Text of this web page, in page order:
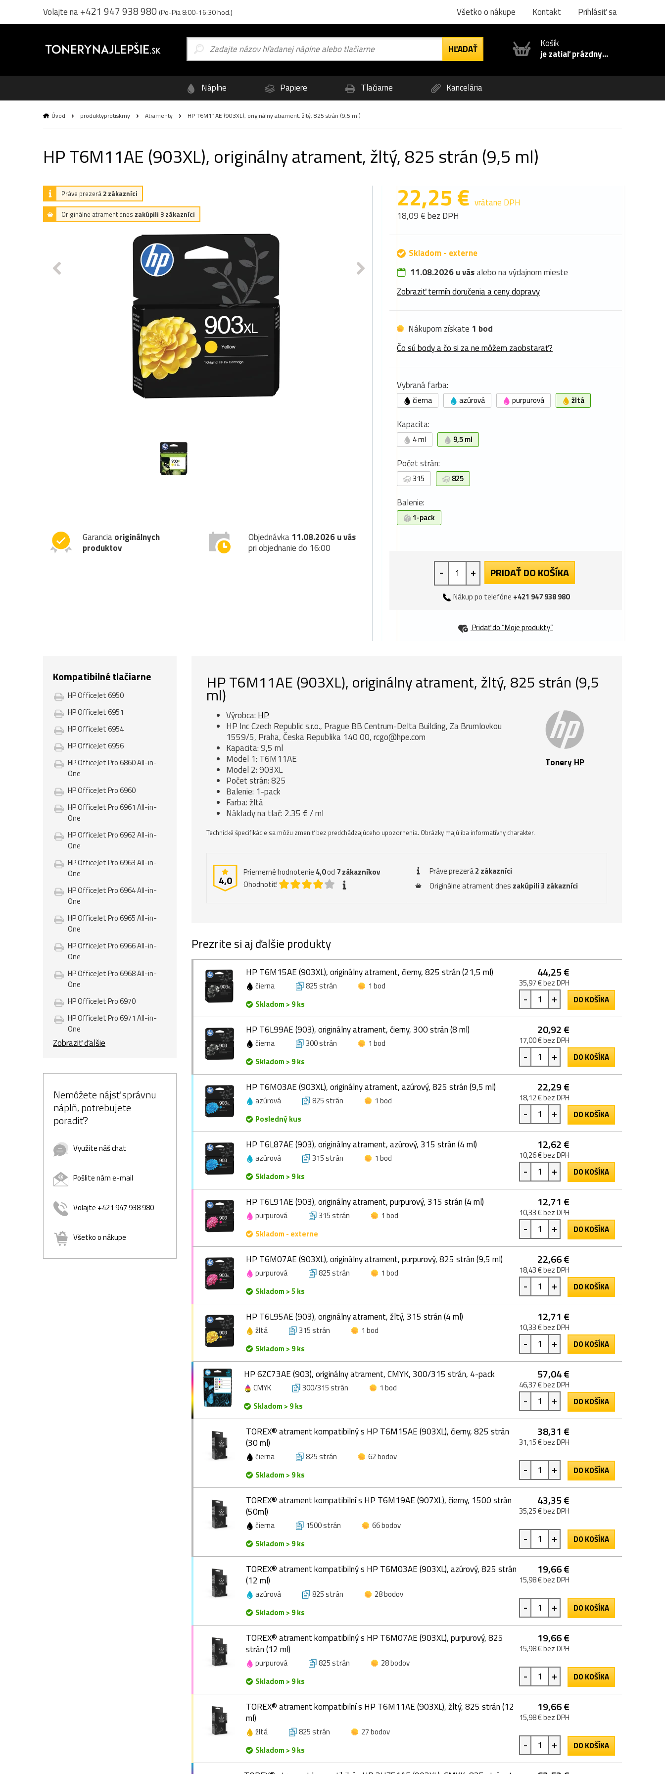
Volajte na+421 947 938 980 (Po-Pia 8:00-16:30 hod.) Všetko o nákupe Kontakt Prihlásiť sa
Košík
je zatiaľ prázdny...
Náplne Papiere Tlačiarne Kancelária
Úvod produktyprotiskrny Atramenty HP T6M11AE (903XL), originálny atrament, žltý, 825 strán (9,5 ml)
HP T6M11AE (903XL), originálny atrament, žltý, 825 strán (9,5 ml)
Práve prezerá 2 zákazníci
Originálne atrament dnes zakúpili 3 zákazníci
Garanciaoriginálnych
produktov
Objednávka11.08.2026 u vás
pri objednanie do 16:00
22,25 € vrátane DPH
18,09 € bez DPH
Skladom - externe
11.08.2026 u vásalebo na výdajnom mieste
Zobraziť termín doručenia a ceny dopravy
Nákupom získate 1 bod
Čo sú body a čo si za ne môžem zaobstarať?
Vybraná farba:
čierna azúrová purpurová žltá
Kapacita:
4 ml 9,5 ml
Počet strán:
315 825
Balenie:
1-pack
- + PRIDAŤ DO KOŠÍKA
Nákup po telefóne +421 947 938 980
Pridať do “Moje produkty”
Kompatibilné tlačiarne
HP OfficeJet 6950
HP OfficeJet 6951
HP OfficeJet 6954
HP OfficeJet 6956
HP OfficeJet Pro 6860 All-in-
One
HP OfficeJet Pro 6960
HP OfficeJet Pro 6961 All-in-
One
HP OfficeJet Pro 6962 All-in-
One
HP OfficeJet Pro 6963 All-in-
One
HP OfficeJet Pro 6964 All-in-
One
HP OfficeJet Pro 6965 All-in-
One
HP OfficeJet Pro 6966 All-in-
One
HP OfficeJet Pro 6968 All-in-
One
HP OfficeJet Pro 6970
HP OfficeJet Pro 6971 All-in-
One
Zobraziť ďalšie
Nemôžete nájsť správnu
náplň, potrebujete
poradiť?
Využite náš chat
Pošlite nám e-mail
Volajte +421 947 938 980
Všetko o nákupe
HP T6M11AE (903XL), originálny atrament, žltý, 825 strán (9,5
ml)
Tonery HP
Výrobca: HP
HP Inc Czech Republic s.r.o., Prague BB Centrum-Delta Building, Za Brumlovkou
1559/5, Praha, Česka Republika 140 00, rcgo@hpe.com
Kapacita: 9,5 ml
Model 1: T6M11AE
Model 2: 903XL
Počet strán: 825
Balenie: 1-pack
Farba: žltá
Náklady na tlač: 2.35 € / ml
Technické špecifikácie sa môžu zmeniť bez predchádzajúceho upozornenia. Obrázky majú iba informatívny charakter.
4,0
Priemerné hodnotenie 4,0od 7zákazníkov
Ohodnotiť:
Práve prezerá2 zákazníci
Originálne atrament dnes zakúpili 3 zákazníci
Prezrite si aj ďalšie produkty
HP T6M15AE (903XL), originálny atrament, čierny, 825 strán (21,5 ml)
čierna 825 strán
1 bod
Skladom > 9 ks
44,25 €
35,97 € bez DPH
- + DO KOŠÍKA
HP T6L99AE (903), originálny atrament, čierny, 300 strán (8 ml)
čierna 300 strán
1 bod
Skladom > 9 ks
20,92 €
17,00 € bez DPH
- + DO KOŠÍKA
HP T6M03AE (903XL), originálny atrament, azúrový, 825 strán (9,5 ml)
azúrová 825 strán
1 bod
Posledný kus
22,29 €
18,12 € bez DPH
- + DO KOŠÍKA
HP T6L87AE (903), originálny atrament, azúrový, 315 strán (4 ml)
azúrová 315 strán
1 bod
Skladom > 9 ks
12,62 €
10,26 € bez DPH
- + DO KOŠÍKA
HP T6L91AE (903), originálny atrament, purpurový, 315 strán (4 ml)
purpurová 315 strán
1 bod
Skladom - externe
12,71 €
10,33 € bez DPH
- + DO KOŠÍKA
HP T6M07AE (903XL), originálny atrament, purpurový, 825 strán (9,5 ml)
purpurová 825 strán
1 bod
Skladom > 5 ks
22,66 €
18,43 € bez DPH
- + DO KOŠÍKA
HP T6L95AE (903), originálny atrament, žltý, 315 strán (4 ml)
žltá 315 strán
1 bod
Skladom > 9 ks
12,71 €
10,33 € bez DPH
- + DO KOŠÍKA
HP 6ZC73AE (903), originálny atrament, CMYK, 300/315 strán, 4-pack
CMYK 300/315 strán
1 bod
Skladom > 9 ks
57,04 €
46,37 € bez DPH
- + DO KOŠÍKA
TOREX® atrament kompatibilný s HP T6M15AE (903XL), čierny, 825 strán
(30 ml)
čierna 825 strán
62 bodov
Skladom > 9 ks
38,31 €
31,15 € bez DPH
- + DO KOŠÍKA
TOREX® atrament kompatibilní s HP T6M19AE (907XL), čierny, 1500 strán
(50ml)
čierna 1500 strán
66 bodov
Skladom > 9 ks
43,35 €
35,25 € bez DPH
- + DO KOŠÍKA
TOREX® atrament kompatibilný s HP T6M03AE (903XL), azúrový, 825 strán
(12 ml)
azúrová 825 strán
28 bodov
Skladom > 9 ks
19,66 €
15,98 € bez DPH
- + DO KOŠÍKA
TOREX® atrament kompatibilný s HP T6M07AE (903XL), purpurový, 825
strán (12 ml)
purpurová 825 strán
28 bodov
Skladom > 9 ks
19,66 €
15,98 € bez DPH
- + DO KOŠÍKA
TOREX® atrament kompatibilní s HP T6M11AE (903XL), žltý, 825 strán (12
ml)
žltá 825 strán
27 bodov
Skladom > 9 ks
19,66 €
15,98 € bez DPH
- + DO KOŠÍKA